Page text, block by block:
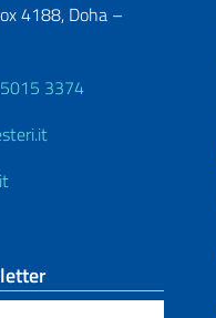
4188, Doha –
3374